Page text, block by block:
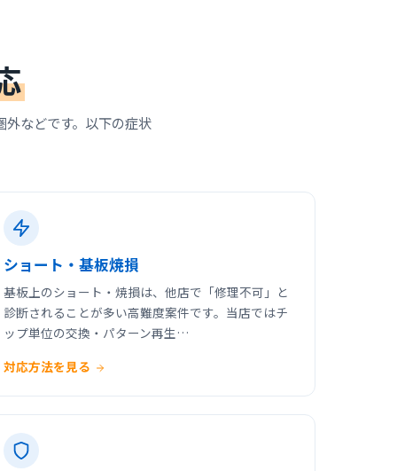
などです。以下の症状
ショート・基板焼損
基板上のショート・焼損は、他店で「修理不可」と
診断されることが多い高難度案件です。当店ではチ
ップ単位の交換・パターン再生…
対応方法を見る